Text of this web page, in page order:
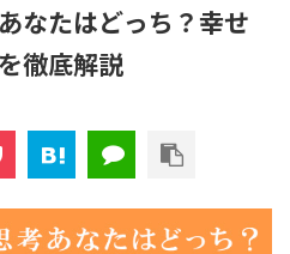
なたはどっち？幸せ
徹底解説